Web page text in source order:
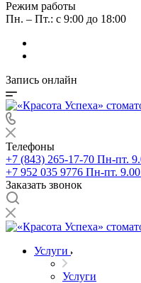
Режим работы
Пн. – Пт.: с 9:00 до 18:00
Запись онлайн
Телефоны
+7 (843) 265-17-70 Пн-пт.
+7 952 035 9776 Пн-пт.
Заказать звонок
Услуги
Услуги